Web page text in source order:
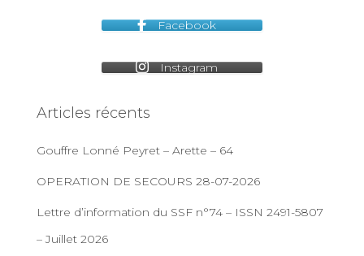
Facebook
Instagram
Articles récents
Gouffre Lonné Peyret – Arette – 64
OPERATION DE SECOURS 28-07-2026
Lettre d’information du SSF n°74 – ISSN 2491-5807
– Juillet 2026